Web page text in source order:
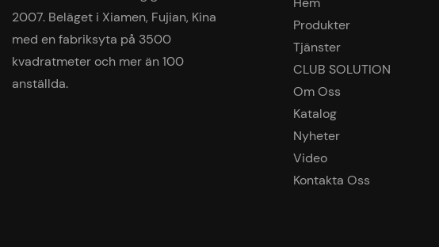
2007. Beläget i Xiamen, Fujian, Kina
med en fabriksyta på 3500
kvadratmeter och mer än 100
anställda.
Produkter
Tjänster
CLUB SOLUTION
Om Oss
Katalog
Nyheter
Video
Kontakta Oss